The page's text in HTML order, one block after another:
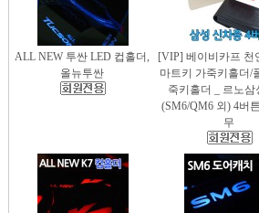
ALL NEW 투싼 LED 컵홀더,
올뉴투싼
[VIP] 베이비카프 천
마트키 가죽키홀더/
죽키홀더 _ 르노삼
(SM6/QM6 외) 4버
무